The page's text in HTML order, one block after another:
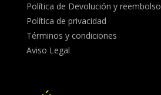
Política de Devolución y reembolso
Política de privacidad
Términos y condiciones
Aviso Legal